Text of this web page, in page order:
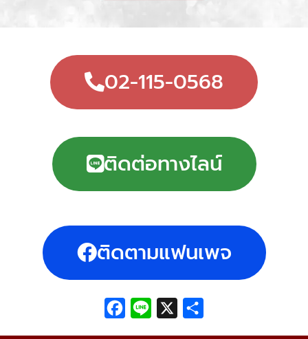
02-115-0568
ติดต่อทางไลน์
ติดตามแฟนเพจ
Facebook
Line